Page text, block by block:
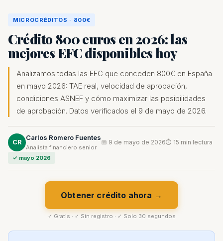
MICROCRÉDITOS · 800€
Crédito 800 euros en 2026: las
mejores EFC disponibles hoy
Analizamos todas las EFC que conceden 800€ en España
en mayo 2026: TAE real, velocidad de aprobación,
condiciones ASNEF y cómo maximizar las posibilidades
de aprobación. Datos verificados el 9 de mayo de 2026.
CR
Carlos Romero Fuentes
Analista financiero senior
📅 9 de mayo de 2026⏱ 15 min lectura
✓ mayo 2026
Obtener crédito ahora →
✓ Gratis · ✓ Sin registro · ✓ Solo 30 segundos